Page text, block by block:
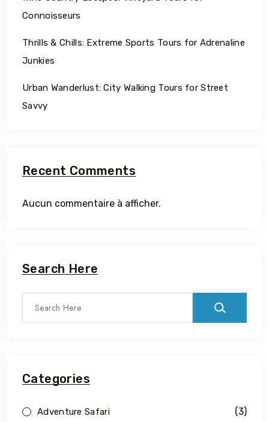
Connoisseurs
Thrills & Chills: Extreme Sports Tours for Adrenaline
Junkies
Urban Wanderlust: City Walking Tours for Street
Savvy
Recent Comments
Aucun commentaire à afficher.
Search Here
Categories
Adventure Safari (3)